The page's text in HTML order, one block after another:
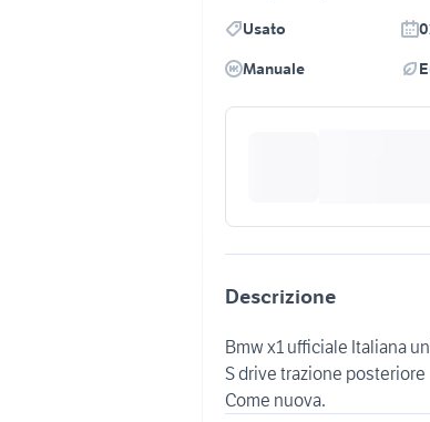
Usato
Manuale
Descrizione
Bmw x1 ufficiale Italiana
S drive trazione posteriore